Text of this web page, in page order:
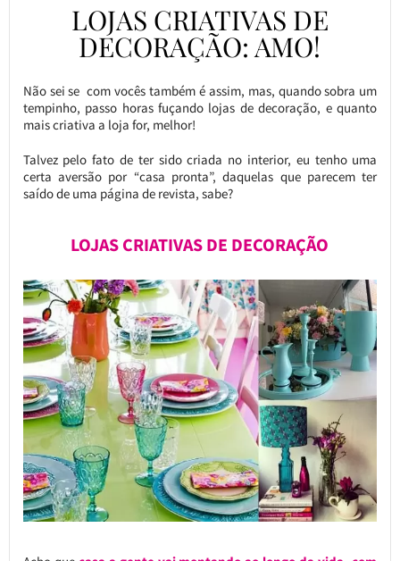
LOJAS CRIATIVAS DE
DECORAÇÃO: AMO!
Não sei se com vocês também é assim, mas, quando sobra um
tempinho, passo horas fuçando lojas de decoração, e quanto
mais criativa a loja for, melhor!
Talvez pelo fato de ter sido criada no interior, eu tenho uma
certa aversão por “casa pronta”, daquelas que parecem ter
saído de uma página de revista, sabe?
LOJAS CRIATIVAS DE DECORAÇÃO